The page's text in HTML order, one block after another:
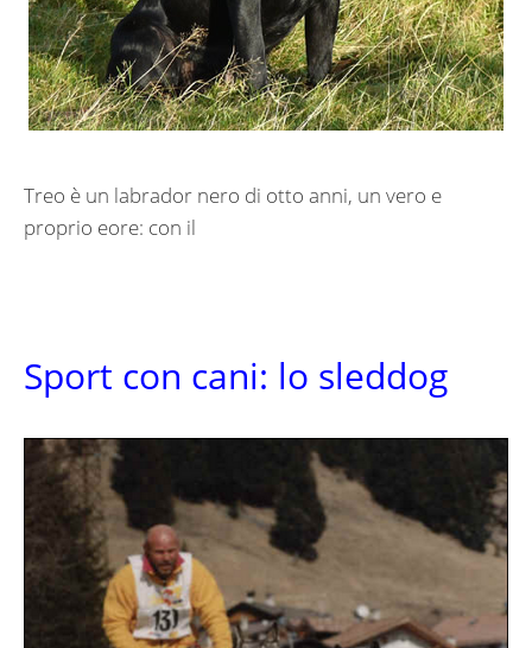
Treo è un labrador nero di otto anni, un vero e
proprio eore: con il
Sport con cani: lo sleddog